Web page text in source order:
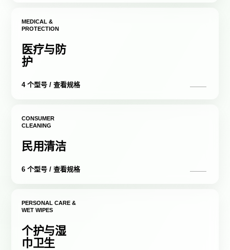
MEDICAL &
PROTECTION
医疗与防
护
4 个型号 / 查看规格
CONSUMER
CLEANING
民用清洁
6 个型号 / 查看规格
PERSONAL CARE &
WET WIPES
个护与湿
巾卫生